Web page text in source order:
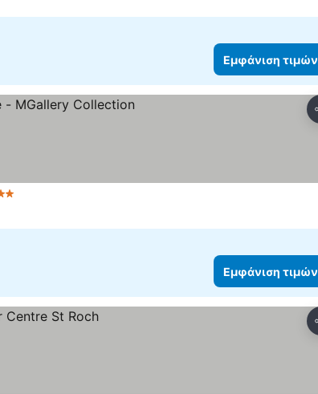
Εμφάνιση τιμών
Εμφάνιση τιμών